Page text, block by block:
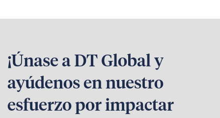
¡Únase a DT Global y
ayúdenos en nuestro
esfuerzo por impactar